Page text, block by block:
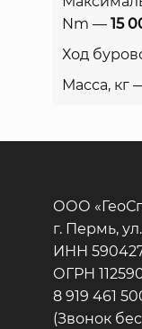
Nm — 15
Ход
Масса, кг
ООО
г. Пермь,
ИНН
ОГРН
8 919 461
(Звонок